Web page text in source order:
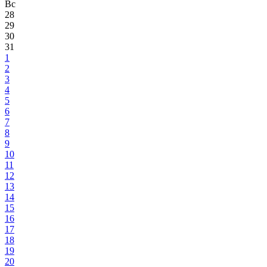
Вс
28
29
30
31
1
2
3
4
5
6
7
8
9
10
11
12
13
14
15
16
17
18
19
20